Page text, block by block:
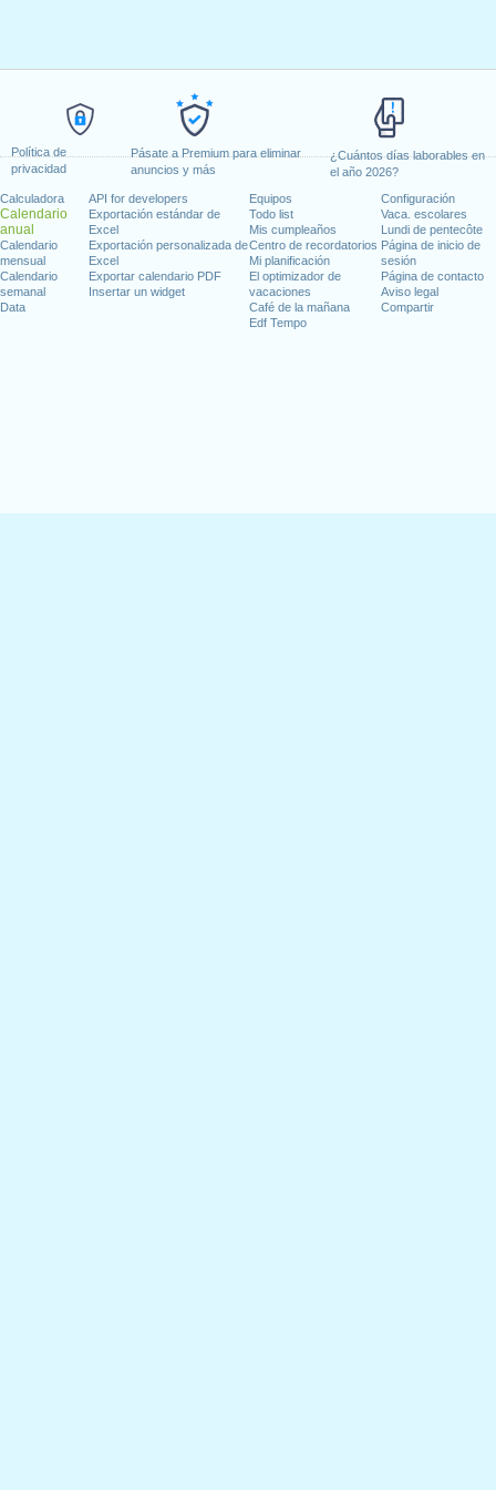
Política de
privacidad
Pásate a Premium para eliminar
anuncios y más
¿Cuántos días laborables en
el año 2026?
Calculadora
Calendario
anual
Calendario
mensual
Calendario
semanal
Data
API for developers
Exportación estándar de
Excel
Exportación personalizada de
Excel
Exportar calendario PDF
Insertar un widget
Equipos
Todo list
Mis cumpleaños
Centro de recordatorios
Mi planificación
El optimizador de
vacaciones
Café de la mañana
Edf Tempo
Configuración
Vaca. escolares
Lundi de pentecôte
Página de inicio de
sesión
Página de contacto
Aviso legal
Compartir